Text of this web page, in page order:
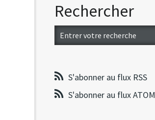
Rechercher
S'abonner au flux RSS
S'abonner au flux ATOM